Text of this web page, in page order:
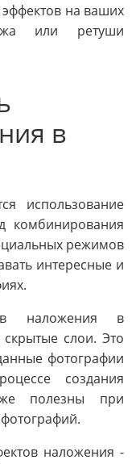
на ваших
или ретуши
в
использование
комбинирования
режимов
интересные и
наложения в
слои. Это
фотографии
создания
полезны при
наложения -